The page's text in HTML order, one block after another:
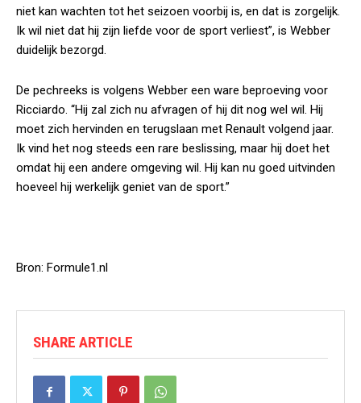
niet kan wachten tot het seizoen voorbij is, en dat is zorgelijk.
Ik wil niet dat hij zijn liefde voor de sport verliest”, is Webber
duidelijk bezorgd.
De pechreeks is volgens Webber een ware beproeving voor
Ricciardo. “Hij zal zich nu afvragen of hij dit nog wel wil. Hij
moet zich hervinden en terugslaan met Renault volgend jaar.
Ik vind het nog steeds een rare beslissing, maar hij doet het
omdat hij een andere omgeving wil. Hij kan nu goed uitvinden
hoeveel hij werkelijk geniet van de sport.”
Bron: Formule1.nl
SHARE ARTICLE